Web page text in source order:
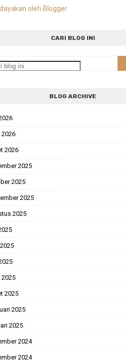
oleh Blogger
CARI BLOG INI
BLOG ARCHIVE
2026
2026
2025
2025
2025
2025
2025
2025
2025
2025
2024
2024